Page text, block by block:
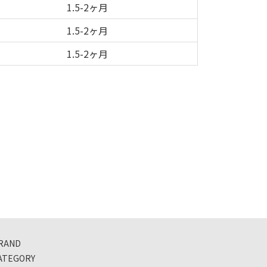
1.5-2ヶ月
1.5-2ヶ月
1.5-2ヶ月